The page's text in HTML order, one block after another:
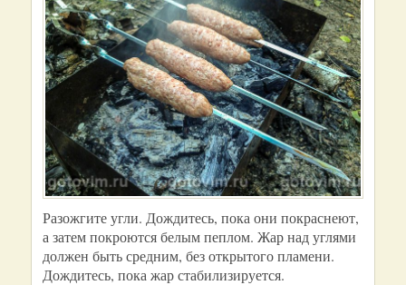
Разожгите угли. Дождитесь, пока они покраснеют,
а затем покроются белым пеплом. Жар над углями
должен быть средним, без открытого пламени.
Дождитесь, пока жар стабилизируется.